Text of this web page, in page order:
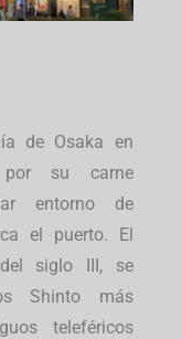
de Osaka en
su carne
entorno de
el puerto. El
siglo III, se
Shinto más
teleféricos